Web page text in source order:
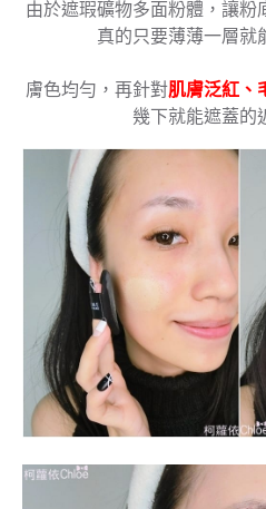
由於遮瑕礦物多面粉體，讓粉
真的只要薄薄一層就
膚色均勻，再針對肌膚泛紅、
幾下就能遮蓋的